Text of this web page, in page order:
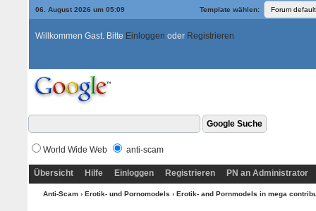
06. August 2026 um 05:09 Template wählen:
Willkommen Gast. Bitte Einloggen oder Registrieren
World Wide Web anti-scam
Übersicht Hilfe Einloggen Registrieren PN an Administrator
Anti-Scam› Erotik- und Pornomodels › Erotik- and Pornmodels in mega